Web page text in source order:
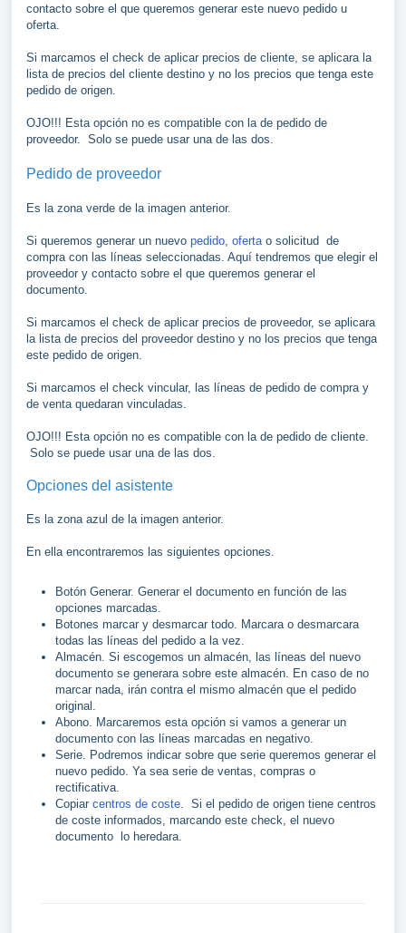
contacto sobre el que queremos generar este nuevo pedido u
oferta.
Si marcamos el check de aplicar precios de cliente, se aplicara la
lista de precios del cliente destino y no los precios que tenga este
pedido de origen.
OJO!!! Esta opción no es compatible con la de pedido de
proveedor. Solo se puede usar una de las dos.
Pedido de proveedor
Es la zona verde de la imagen anterior.
Si queremos generar un nuevo pedido oferta o solicitud de
compra con las líneas seleccionadas. Aquí tendremos que elegir el
proveedor y contacto sobre el que queremos generar el
documento.
Si marcamos el check de aplicar precios de proveedor, se aplicara
la lista de precios del proveedor destino y no los precios que tenga
este pedido de origen.
Si marcamos el check vincular, las líneas de pedido de compra y
de venta quedaran vinculadas.
OJO!!! Esta opción no es compatible con la de pedido de cliente.
Solo se puede usar una de las dos.
Opciones del asistente
Es la zona azul de la imagen anterior.
En ella encontraremos las siguientes opciones.
Botón Generar. Generar el documento en función de las
opciones marcadas.
Botones marcar y desmarcar todo. Marcara o desmarcara
todas las líneas del pedido a la vez.
Almacén. Si escogemos un almacén, las líneas del nuevo
documento se generara sobre este almacén. En caso de no
marcar nada, irán contra el mismo almacén que el pedido
original.
Abono. Marcaremos esta opción si vamos a generar un
documento con las líneas marcadas en negativo.
Serie. Podremos indicar sobre que serie queremos generar el
nuevo pedido. Ya sea serie de ventas, compras o
rectificativa.
Copiar centros de coste . Si el pedido de origen tiene centros
de coste informados, marcando este check, el nuevo
documento lo heredara.